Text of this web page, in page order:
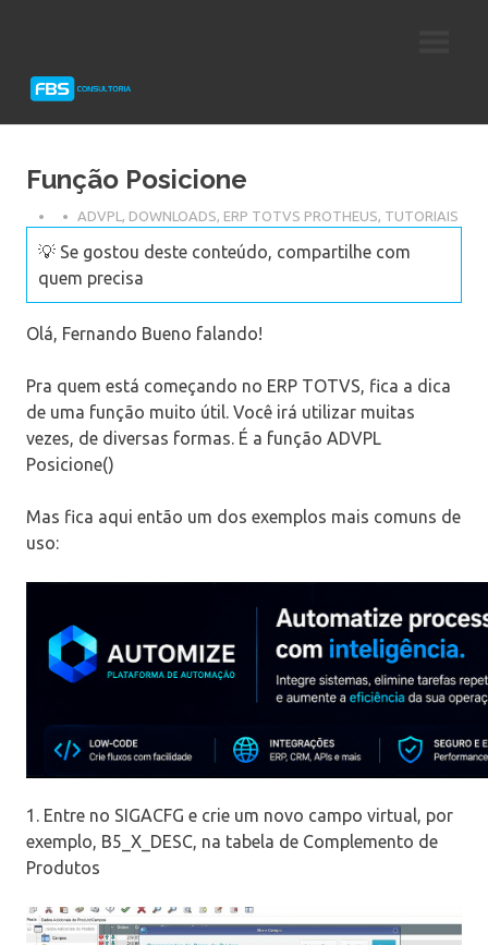
Protheus
Função Posicione
ADVPL , DOWNLOADS, ERP TOTVS PROTHEUS, TUTORIAIS
💡 Se gostou deste conteúdo, compartilhe com
quem precisa
Olá, Fernando Bueno falando!
Pra quem está começando no ERP TOTVS, fica a dica
de uma função muito útil. Você irá utilizar muitas
vezes, de diversas formas. É a função ADVPL
Posicione()
Mas fica aqui então um dos exemplos mais comuns de
uso:
1. Entre no SIGACFG e crie um novo campo virtual, por
exemplo, B5_X_DESC, na tabela de Complemento de
Produtos